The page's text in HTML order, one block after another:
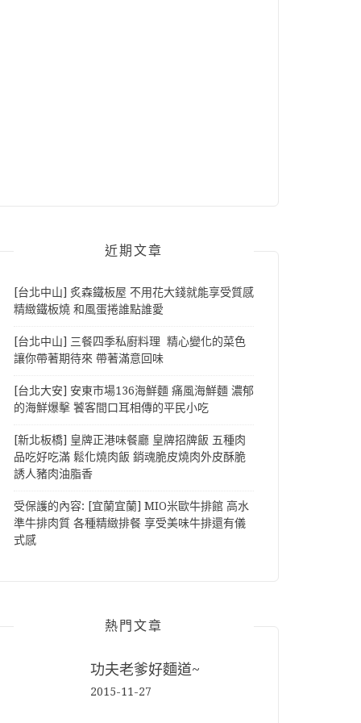
近期文章
[台北中山] 炙森鐵板屋 不用花大錢就能享受質感
精緻鐵板燒 和風蛋捲誰點誰愛
[台北中山] 三餐四季私廚料理 精心變化的菜色
讓你帶著期待來 帶著滿意回味
[台北大安] 安東市場136海鮮麵 痛風海鮮麵 濃郁
的海鮮爆擊 饕客間口耳相傳的平民小吃
[新北板橋] 皇牌正港味餐廳 皇牌招牌飯 五種肉
品吃好吃滿 鬆化燒肉飯 銷魂脆皮燒肉外皮酥脆
誘人豬肉油脂香
受保護的內容: [宜蘭宜蘭] MIO米歐牛排館 高水
準牛排肉質 各種精緻排餐 享受美味牛排還有儀
式感
熱門文章
功夫老爹好麵道~
2015-11-27